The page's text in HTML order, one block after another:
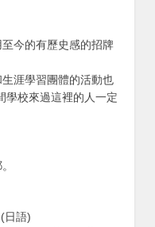
今的有歷史感的招牌
涯學習團體的活動也
學校來過這裡的人一定
(日語)